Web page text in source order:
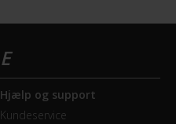
Hjælp og support
Kundeservice